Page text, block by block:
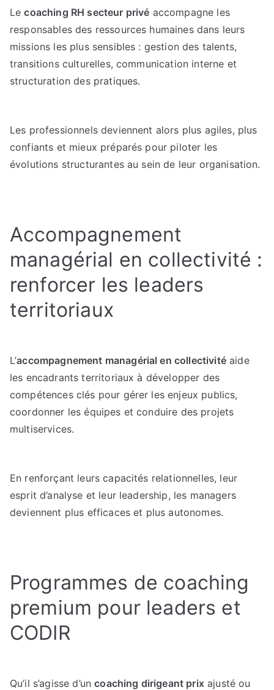
Lecoaching RH secteur privé accompagne les
responsables des ressources humaines dans leurs
missions les plus sensibles : gestion des talents,
transitions culturelles, communication interne et
structuration des pratiques.
Les professionnels deviennent alors plus agiles, plus
confiants et mieux préparés pour piloter les
évolutions structurantes au sein de leur organisation.
Accompagnement
managérial en collectivité :
renforcer les leaders
territoriaux
L’accompagnement managérial en collectivitéaide
les encadrants territoriaux à développer des
compétences clés pour gérer les enjeux publics,
coordonner les équipes et conduire des projets
multiservices.
En renforçant leurs capacités relationnelles, leur
esprit d’analyse et leur leadership, les managers
deviennent plus efficaces et plus autonomes.
Programmes de coaching
premium pour leaders et
CODIR
Qu’il s’agisse d’uncoaching dirigeant prixajusté ou